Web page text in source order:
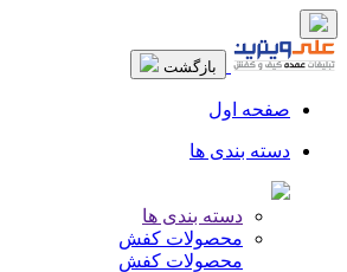
بازگشت
صفحه اول
دسته بندی ها
دسته بندی ها
محصولات کفش
محصولات کفش